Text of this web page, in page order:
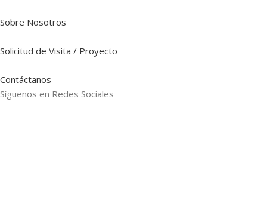
Sobre Nosotros
Solicitud de Visita / Proyecto
Contáctanos
Síguenos en Redes Sociales